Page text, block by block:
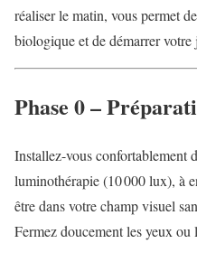
réaliser le matin, vous permet
biologique et de démarrer votre
Phase 0 –
Installez-vous confortablement
luminothérapie (10 000 lux), à
être dans votre champ visuel
Fermez doucement les yeux ou